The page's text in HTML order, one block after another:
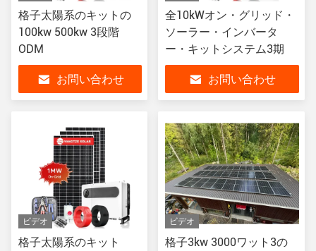
格子太陽系のキットの
100kw 500kw 3段階
ODM
お問い合わせ
全10kWオン・グリッド・
ソーラー・インバータ
ー・キットシステム3期
お問い合わせ
ビデオ
格子太陽系のキット
ビデオ
格子3kw 3000ワット3の